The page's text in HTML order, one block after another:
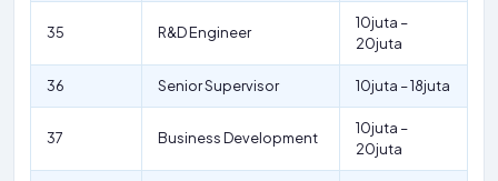
35 R&D Engineer
10juta –
20juta
36 Senior Supervisor 10juta – 18juta
37 Business Development
10juta –
20juta